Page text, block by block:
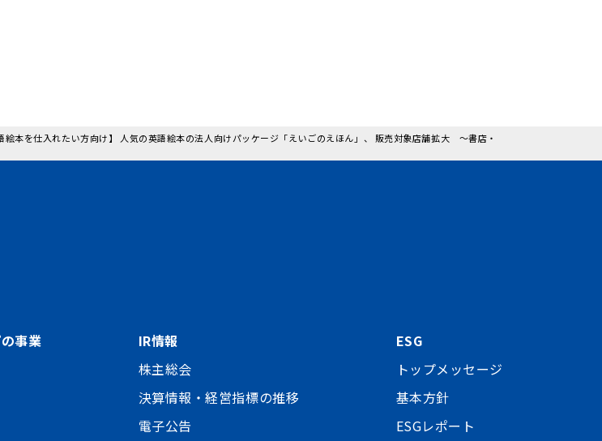
絵本を仕入れたい方向け】 人気の英語絵本の法人向けパッケージ「えいごのえほん」、 販売対象店舗拡大 ～書店・
事業
IR情報
株主総会
決算情報・経営指標の推移
電子公告
ESG
トップメッセージ
基本方針
ESGレポート